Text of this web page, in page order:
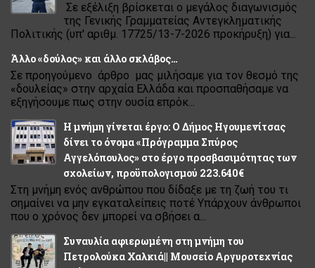
Σε εξέλιξη βρίσκεται ο μεγάλος διαγωνισμός
της Γενικής Γραμματείας Αντεγκληματικής
Πολιτικής (υπ' αριθμ. 17725/13-7-2026 προκήρυξη) για...
Άλλο «δούλος» και άλλο σκλάβος…
Σε προηγούμενο άρθρο μας μιλήσαμε για τον θεσμό της
«δουλείας» στην αρχαία Ελλάδα και προσπαθήσαμε να
εξηγήσουμε πως στην ουσία επρόκ...
Η μνήμη γίνεται έργο: Ο Δήμος Ηγουμενίτσας
δίνει το όνομα «Πρόγραμμα Σπύρος
Αγγελόπουλος» στο έργο προσβασιμότητας των
σχολείων, προϋπολογισμού 223.640€
Στη μνήμη ενός ανθρώπου που δίδαξε με τη ζωή του τι
σημαίνει να μην εγκαταλείπεις ποτέ Υπάρχουν άνθρωποι
που ο χρόνος δεν μπορεί να σβήσει α...
Συναυλία αφιερωμένη στη μνήμη του
Πετρολούκα Χαλκιά|| Μουσείο Αργυροτεχνίας